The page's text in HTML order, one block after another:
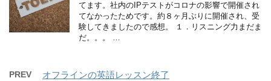
てます。社内のIPテストがコロナの影響で開催され
てなかったためです。約８ヶ月ぶりに開催され、受
験してきましたので感想。 １．リスニング力まだま
だ。。。 …
PREV オフラインの英語レッスン終了